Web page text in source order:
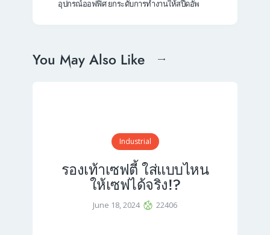
อุปกรณ์ออฟฟิศ ยกระดับการทำงานให้สปีดอัพ
You May Also Like
Industrial
รองเท้าเซฟตี้ ใส่แบบไหน
ให้เซฟได้จริง!?
June 18, 2024 22406